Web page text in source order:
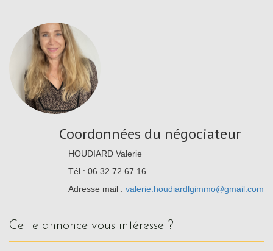
Coordonnées du négociateur
HOUDIARD Valerie
Tél : 06 32 72 67 16
Adresse mail : valerie.houdiardlgimmo@gmail.com
cette annonce vous intéresse ?